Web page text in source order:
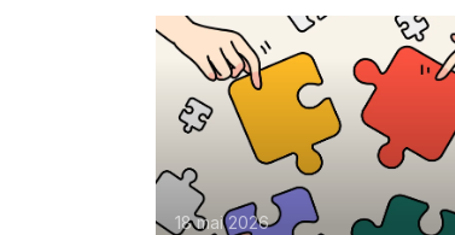
18 mai 2026